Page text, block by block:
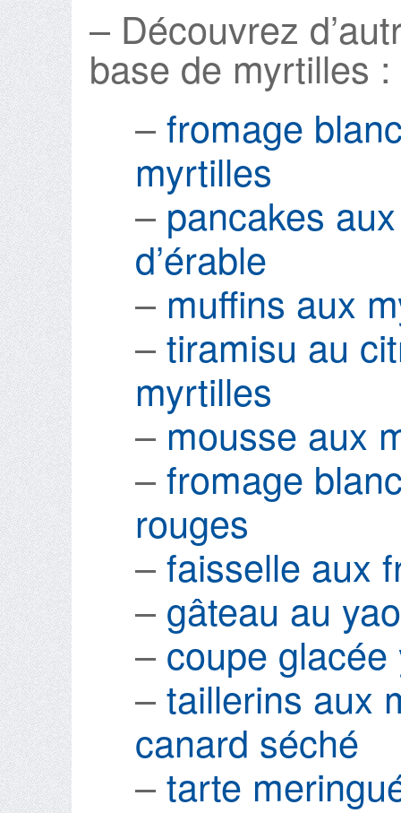
– Découvrez
base de myrtilles :
–fromage
myrtilles
– pancakes
d’érable
– muffins aux
–tiramisu au
myrtilles
– mousse aux
–fromage
rouges
–faisselle aux
– gâteau au
– coupe
–taillerins aux
canard séché
–tarte